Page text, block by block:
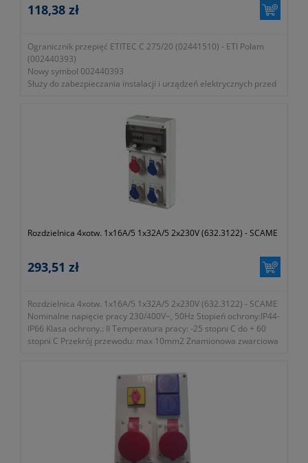
118,38 zł
Ogranicznik przepięć ETITEC C 275/20 (02441510) - ETI Polam
(002440393)
Nowy symbol 002440393
Służy do zabezpieczania instalacji i urządzeń elektrycznych przed
Zalety: → ograniczniki przepięć ETITEC klasy C stosowane są jako
drugi stopień ochrony, w obiekcie chronionym, w celu
ograniczenia przepięć do wartości wytrzymywanych przez
większość urządzeń elektrycznych, → ograniczniki klasy C mogą
- typ ETITEC C 275/20 modułowy
Rozdzielnica 4xotw. 1x16A/5 1x32A/5 2x230V (632.3122) - SCAME
293,51 zł
Rozdzielnica 4xotw. 1x16A/5 1x32A/5 2x230V (632.3122) - SCAME
Nominalne napięcie pracy 230/400V~, 50Hz Stopień ochrony:IP44-
IP66 Klasa ochrony.: II Temperatura pracy: -25 stopni C do + 60
stopni C Przekrój przewodu: max 10mm2 Znamionowa zwarciowa